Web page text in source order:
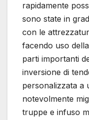
rapidamente
sono state in
con le
facendo uso
parti importanti
inversione di
personalizzata a
notevolmente
truppe e infuso